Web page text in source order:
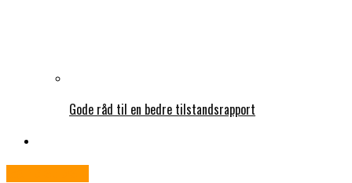
Gode råd til en bedre tilstandsrapport